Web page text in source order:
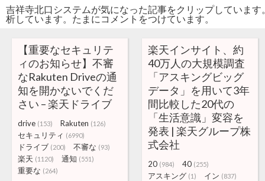
吉祥寺北口システムが気になった記事をクリップしていま
析しています。たまにコメントをつけています。
【重要なセキュリテ
ィのお知らせ】不審
なRakuten Driveの通
知を開かないでくだ
さい – 楽天ドライブ
drive (153) Rakuten (126)
セキュリティ (6990)
ドライブ (200) 不審な (93)
楽天 (1120) 通知 (551)
重要な (264)
楽天インサイト、約
40万人の大規模調査
「アスキングビッグ
データ」を用いて3年
間比較した20代の
「生活意識」変容を
発表 | 楽天グループ株
式会社
20 (984) 40 (255)
アスキング (1) イン (837)